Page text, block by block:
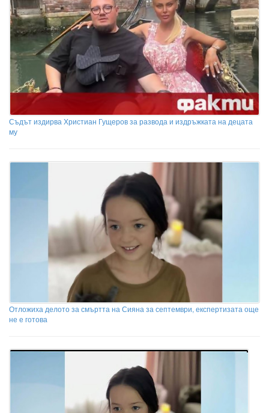
Съдът издирва Христиан Гущеров за развода и издръжката на децата
му
Отложиха делото за смъртта на Сияна за септември, експертизата още
не е готова